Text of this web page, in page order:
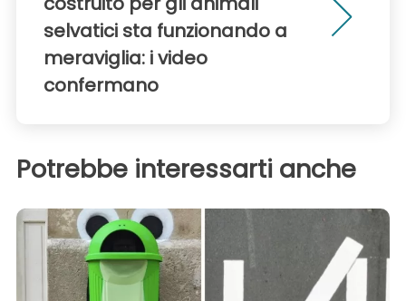
selvatici sta funzionando a
meraviglia: i video
confermano
Potrebbe interessarti anche